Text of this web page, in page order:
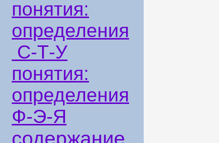
понятия:
определения
С-Т-У
понятия:
определения
Ф-Э-Я